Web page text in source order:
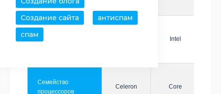
Создание сайта
антиспам
спам
Производитель Intel
Семейство
процессоров
Celeron Core